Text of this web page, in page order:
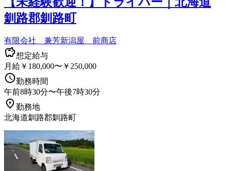
釧路郡釧路町
有限会社 兼芳新潟屋 前商店
想定給与
月給￥180,000〜￥250,000
勤務時間
午前8時30分〜午後7時30分
勤務地
北海道釧路郡釧路町